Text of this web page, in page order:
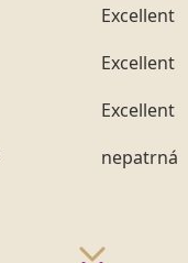
Excellent
Excellent
Excellent
nepatrná